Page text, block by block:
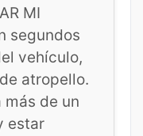
MI
segundos
vehículo,
atropello.
de un
estar